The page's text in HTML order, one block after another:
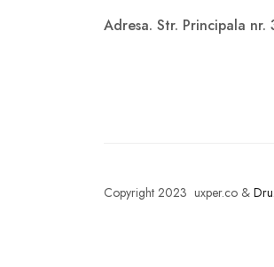
Adresa. Str. Principala
Copyright 2023 uxper.co &